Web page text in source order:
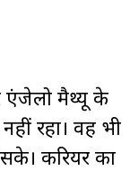
एंजेलो मैथ्यू के
रहा। वह भी
करियर का